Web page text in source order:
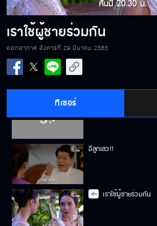
เราใช้ผู้ชายร่วมกัน
ออกอากาศ อังคารที่ 29 มีนาคม 2565
ทีเซอร์
ปฏิบัติกับทุกคนเหมือนกัน
อีลูกเลว!!
เราใช้ผู้ชายร่วมกัน